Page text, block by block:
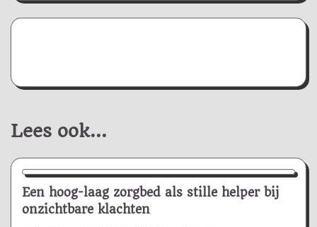
Lees ook...
Aanbevolen
Een hoog-laag zorgbed als stille helper bij
onzichtbare klachten